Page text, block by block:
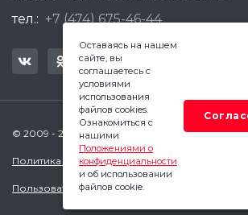
тел.: +7 (474) 675-46-44
© 2009 - 2026 Квадратный Метр - Липецк
Политика конфиденциальности
Пользовательское соглашение
Оставаясь на нашем
сайте, вы
соглашаетесь с
условиями
использования
файлов cookies.
Ознакомиться с
нашими
Положениями о
конфиденциальности
и об использовании
файлов cookie.